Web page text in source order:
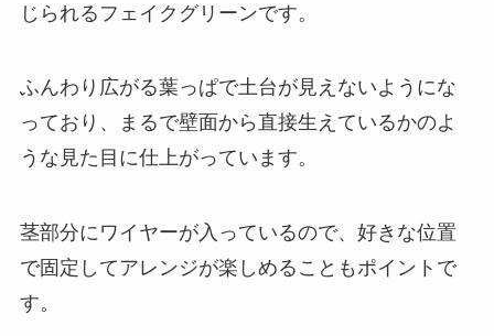
じられるフェイクグリーンです。
ふんわり広がる葉っぱで土台が見えないようにな
っており、まるで壁面から直接生えているかのよ
うな見た目に仕上がっています。
茎部分にワイヤーが入っているので、好きな位置
で固定してアレンジが楽しめることもポイントで
す。